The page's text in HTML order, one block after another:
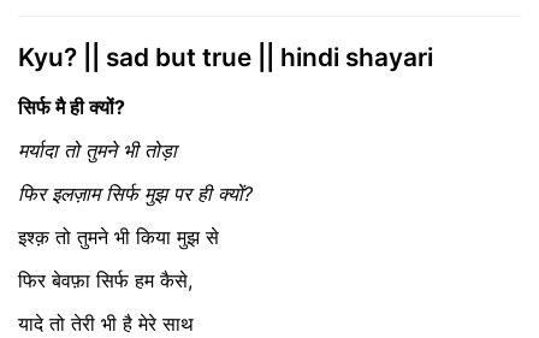
Kyu? || sad but true || hindi shayari
सिर्फ मै ही क्यों?
मर्यादा तो तुमने भी तोड़ा
फिर इलज़ाम सिर्फ मुझ पर ही क्यों?
इश्क़ तो तुमने भी किया मुझ से
फिर बेवफ़ा सिर्फ हम कैसे,
यादे तो तेरी भी है मेरे साथ